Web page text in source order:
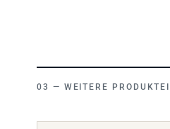
WEITERE